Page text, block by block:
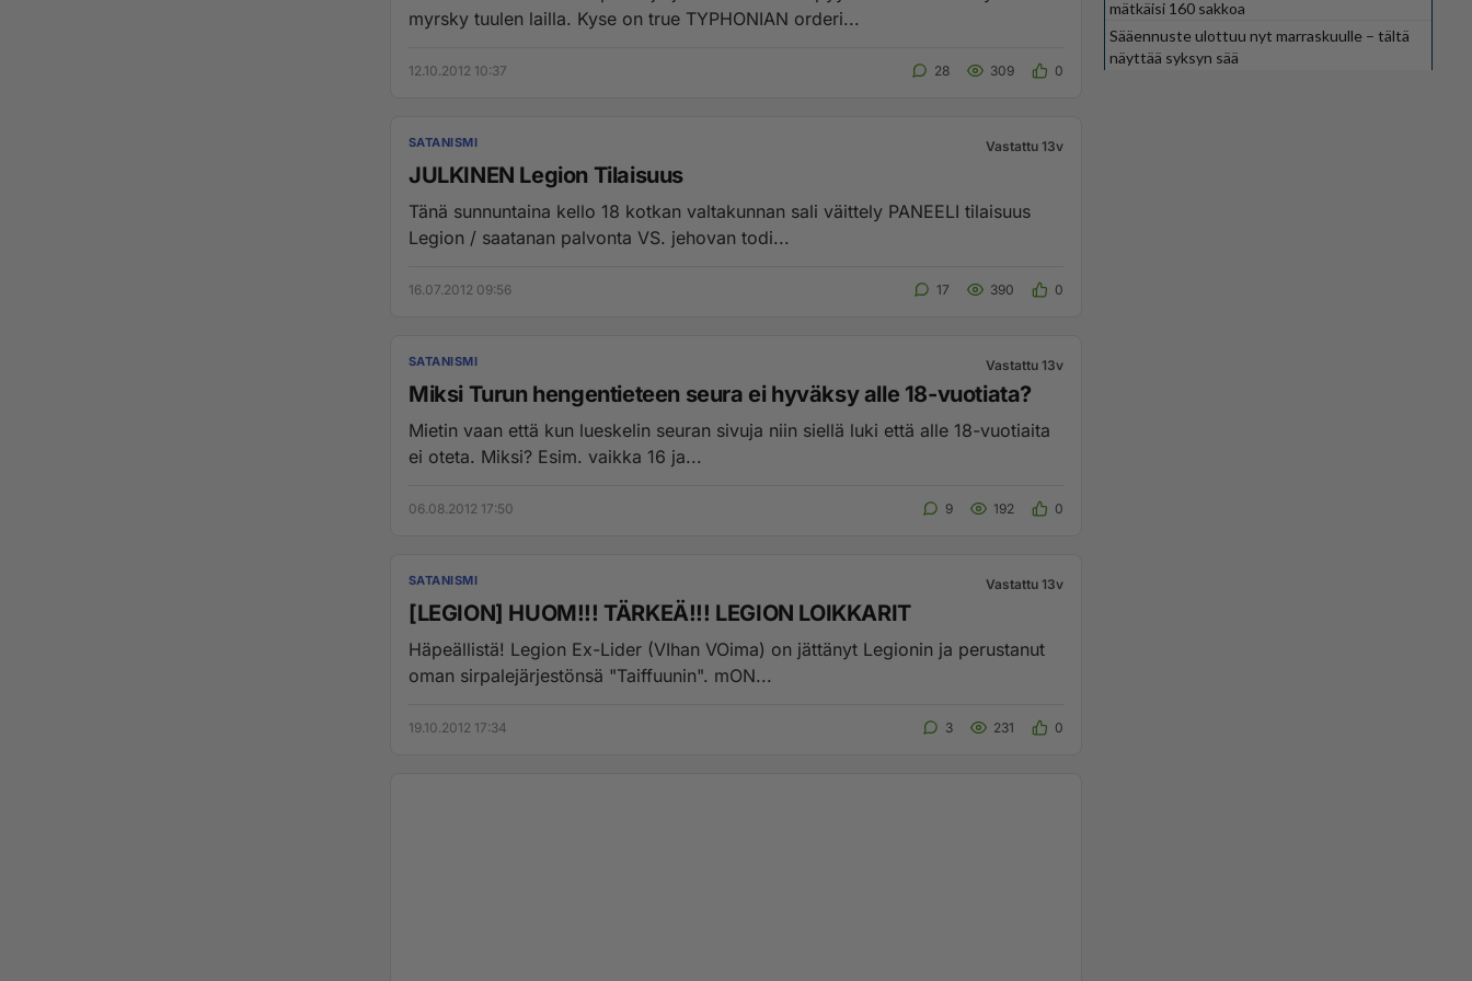
myrsky tuulen lailla. Kyse on true TYPHONIAN orderi...
12.10.2012 10:37 28 309 0
SATANISMI Vastattu 13v
JULKINEN Legion Tilaisuus
Tänä sunnuntaina kello 18 kotkan valtakunnan sali väittely PANEELI tilaisuus
Legion / saatanan palvonta VS. jehovan todi...
16.07.2012 09:56 17 390 0
SATANISMI Vastattu 13v
Miksi Turun hengentieteen seura ei hyväksy alle 18-vuotiata?
Mietin vaan että kun lueskelin seuran sivuja niin siellä luki että alle 18-vuotiaita
ei oteta. Miksi? Esim. vaikka 16 ja...
06.08.2012 17:50 9 192 0
SATANISMI Vastattu 13v
[LEGION] HUOM!!! TÄRKEÄ!!! LEGION LOIKKARIT
Häpeällistä! Legion Ex-Lider (VIhan VOima) on jättänyt Legionin ja perustanut
oman sirpalejärjestönsä "Taiffuunin". mON...
19.10.2012 17:34 3 231 0
mätkäisi 160 sakkoa
Sääennuste ulottuu nyt marraskuulle – tältä
näyttää syksyn sää